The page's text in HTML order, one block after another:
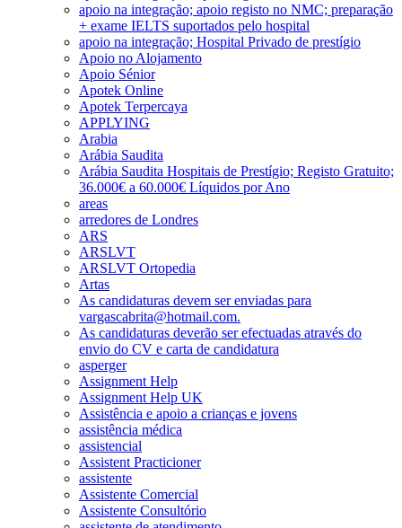
apoio na integração; apoio registo no NMC; preparação
+ exame IELTS suportados pelo hospital
apoio na integração; Hospital Privado de prestígio
Apoio no Alojamento
Apoio Sénior
Apotek Online
Apotek Terpercaya
APPLYING
Arabia
Arábia Saudita
Arábia Saudita Hospitais de Prestígio; Registo Gratuito;
36.000€ a 60.000€ Líquidos por Ano
areas
arredores de Londres
ARS
ARSLVT
ARSLVT Ortopedia
Artas
As candidaturas devem ser enviadas para
vargascabrita@hotmail.com.
As candidaturas deverão ser efectuadas através do
envio do CV e carta de candidatura
asperger
Assignment Help
Assignment Help UK
Assistência e apoio a crianças e jovens
assistência médica
assistencial
Assistent Practicioner
assistente
Assistente Comercial
Assistente Consultório